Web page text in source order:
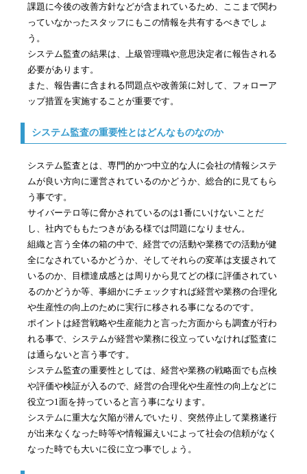
課題に今後の改善方針などが含まれているため、ここまで関わ
っていなかったスタッフにもこの情報を共有するべきでしょ
う。
システム監査の結果は、上級管理職や意思決定者に報告される
必要があります。
また、報告書に含まれる問題点や改善策に対して、フォローア
ップ措置を実施することが重要です。
システム監査の重要性とはどんなものなのか
システム監査とは、専門的かつ中立的な人に会社の情報システ
ムが良い方向に運営されているのかどうか、総合的に見てもら
う事です。
サイバーテロ等に脅かされているのは1番にいけないことだ
し、社内でももたつきがある様では問題になりません。
組織と言う全体の箱の中で、経営での活動や業務での活動が健
全になされているかどうか、そしてそれらの変革は支援されて
いるのか、目標達成感とは周りから見てどの様に評価されてい
るのかどうか等、事細かにチェックすれば経営や業務の合理化
や生産性の向上のために実行に移される事になるのです。
ポイントは経営戦略や生産能力と言った方面からも調査が行わ
れる事で、システムが経営や業務に役立っていなければ監査に
は通らないと言う事です。
システム監査の重要性としては、経営や業務の戦略面でも点検
や評価や検証が入るので、経営の合理化や生産性の向上などに
役立つ1面を持っていると言う事になります。
システムに重大な欠陥が潜んでいたり、突然停止して業務遂行
が出来なくなった時等や情報漏えいによって社会の信頼がなく
なった時でも大いに役に立つ事でしょう。